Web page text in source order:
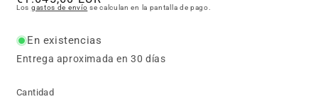
Los gastos de envío se calculan en la pantalla de pago.
En existencias
Entrega aproximada en 30 días
Cantidad